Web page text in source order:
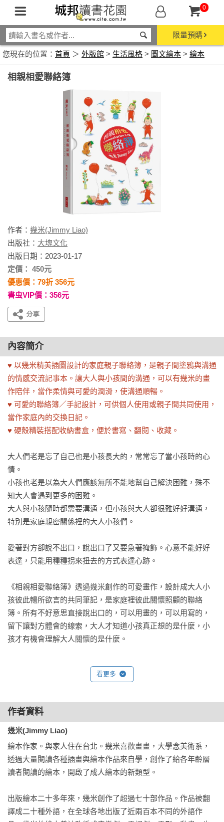
0
限量預購
您現在的位置： 首頁 ＞ 外版館 > 生活風格 > 圖文繪本 > 繪本
相親相愛聯絡簿
作者： 幾米(Jimmy Liao)
出版社： 大塊文化
出版日期：2023-01-17
定價： 450元
優惠價：79折 356元
書虫VIP價：356元
內容簡介
♥ 以幾米精美插圖設計的家庭親子聯絡簿，是親子間塗鴉與溝通
的情感交流記事本。讓大人與小孩間的溝通，可以有幾米的畫
作陪伴，當作柔情與可愛的潤滑，使溝通順暢。
♥ 可愛的聯絡簿／手記設計，可供個人使用或親子間共同使用，
當作家庭內的交換日記。
♥ 硬殼精裝搭配收納書盒，便於書寫、翻閱、收藏。
大人們老是忘了自己也是小孩長大的，常常忘了當小孩時的心
情。
小孩也老是以為大人們應該無所不能地幫自己解決困難，殊不
知大人會遇到更多的困難。
大人與小孩隨時都需要溝通，但小孩與大人卻很難好好溝通，
特別是家庭親密關係裡的大人小孩們。
愛著對方卻說不出口，說出口了又要急著掩飾。心意不能好好
表達，只能用種種拐來扭去的方式表達心跡。
《相親相愛聯絡簿》透過幾米創作的可愛畫作，設計成大人小
孩彼此暢所欲言的共同筆記，是家庭裡彼此關懷照顧的聯絡
簿。所有不好意思直接說出口的，可以用畫的，可以用寫的，
留下讓對方體會的線索，大人才知道小孩真正想的是什麼，小
孩才有機會理解大人關懷的是什麼。
愛要說出口。但不好意思說出來，就用寫的、畫的，讓幾米的
畫作陪你一起聯絡彼此的相親相愛。
世界變化太快！
小孩懂的，大人不懂；
小孩會的，大人不會。
大人能教小孩的愈來愈少，
小孩能教大人的愈來愈多。
小孩又要當子女又要當老師，
怎麼一切都顛倒得亂糟糟？
看更多
作者資料
幾米(Jimmy Liao)
繪本作家。與家人住在台北。幾米喜歡畫畫，大學念美術系，
透過大量閱讀各種插畫與繪本作品來自學，創作了給各年齡層
讀者閱讀的繪本，開啟了成人繪本的新類型。
出版繪本二十多年來，幾米創作了超過七十部作品。作品被翻
譯成二十種外語，在全球各地出版了近兩百本不同的外語作